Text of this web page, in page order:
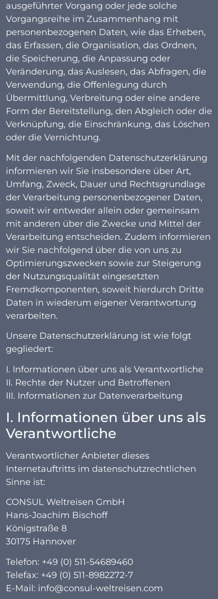
ausgeführter Vorgang oder jede solche
Vorgangsreihe im Zusammenhang mit
personenbezogenen Daten, wie das Erheben,
das Erfassen, die Organisation, das Ordnen,
die Speicherung, die Anpassung oder
Veränderung, das Auslesen, das Abfragen, die
Verwendung, die Offenlegung durch
Übermittlung, Verbreitung oder eine andere
Form der Bereitstellung, den Abgleich oder die
Verknüpfung, die Einschränkung, das Löschen
oder die Vernichtung.
Mit der nachfolgenden Datenschutzerklärung
informieren wir Sie insbesondere über Art,
Umfang, Zweck, Dauer und Rechtsgrundlage
der Verarbeitung personenbezogener Daten,
soweit wir entweder allein oder gemeinsam
mit anderen über die Zwecke und Mittel der
Verarbeitung entscheiden. Zudem informieren
wir Sie nachfolgend über die von uns zu
Optimierungszwecken sowie zur Steigerung
der Nutzungsqualität eingesetzten
Fremdkomponenten, soweit hierdurch Dritte
Daten in wiederum eigener Verantwortung
verarbeiten.
Unsere Datenschutzerklärung ist wie folgt
gegliedert:
I. Informationen über uns als Verantwortliche
II. Rechte der Nutzer und Betroffenen
III. Informationen zur Datenverarbeitung
I. Informationen über uns als
Verantwortliche
Verantwortlicher Anbieter dieses
Internetauftritts im datenschutzrechtlichen
Sinne ist:
CONSUL Weltreisen GmbH
Hans-Joachim Bischoff
Königstraße 8
30175 Hannover
Telefon: +49 (0) 511-54689460
Telefax: +49 (0) 511-8982272-7
E-Mail: info@consul-weltreisen.com